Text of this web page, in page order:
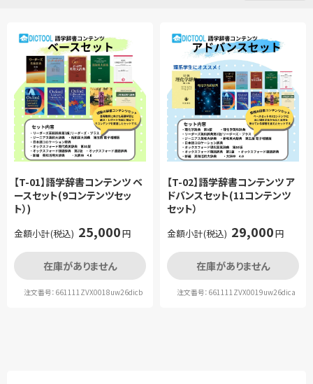
【T-01】語学辞書コンテンツ ベ
ースセット(9コンテンツセッ
ト）)
金額小計(税込) 25,000円
在庫がありません
注文番号：661111ZVX0018uw26dicb
【T-02】語学辞書コンテンツ ア
ドバンスセット(11コンテンツ
セット）
金額小計(税込) 29,000円
在庫がありません
注文番号：661111ZVX0019uw26dica